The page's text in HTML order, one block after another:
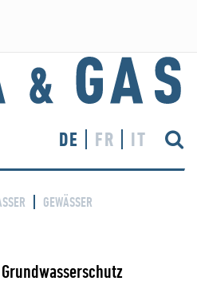
DE FR IT
GEWÄSSER